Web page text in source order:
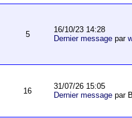
5
16/10/23 14:28
Dernier messagepar
16
31/07/26 15:05
Dernier messagepar